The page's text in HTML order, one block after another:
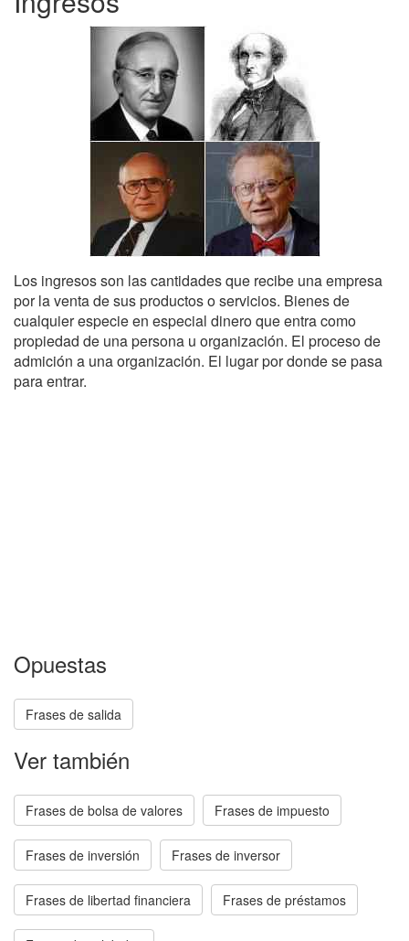
Los ingresos son las cantidades que recibe una empresa
por la venta de sus productos o servicios. Bienes de
cualquier especie en especial dinero que entra como
propiedad de una persona u organización. El proceso de
admición a una organización. El lugar por donde se pasa
para entrar.
Opuestas
Frases de salida
Ver también
Frases de bolsa de valores Frases de impuesto
Frases de inversión Frases de inversor
Frases de libertad financiera Frases de préstamos